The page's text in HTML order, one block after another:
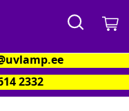
Поиск
2332